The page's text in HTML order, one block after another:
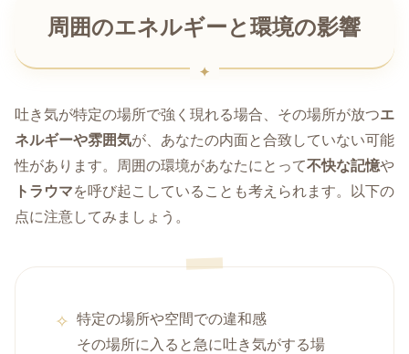
周囲のエネルギーと環境の影響
吐き気が特定の場所で強く現れる場合、その場所が放つエ
ネルギーや雰囲気が、あなたの内面と合致していない可能
性があります。周囲の環境があなたにとって不快な記憶や
トラウマを呼び起こしていることも考えられます。以下の
点に注意してみましょう。
特定の場所や空間での違和感
その場所に入ると急に吐き気がする場